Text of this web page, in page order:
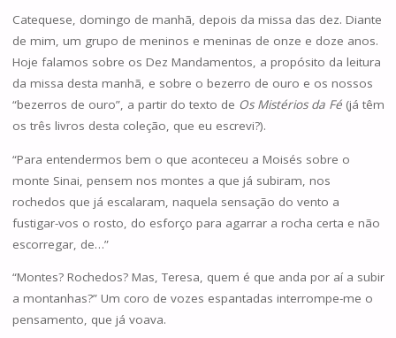
Catequese, domingo de manhã, depois da missa das dez. Diante
de mim, um grupo de meninos e meninas de onze e doze anos.
Hoje falamos sobre os Dez Mandamentos, a propósito da leitura
da missa desta manhã, e sobre o bezerro de ouro e os nossos
“bezerros de ouro”, a partir do texto de Os Mistérios da Fé(já têm
os três livros desta coleção, que eu escrevi?).
“Para entendermos bem o que aconteceu a Moisés sobre o
monte Sinai, pensem nos montes a que já subiram, nos
rochedos que já escalaram, naquela sensação do vento a
fustigar-vos o rosto, do esforço para agarrar a rocha certa e não
escorregar, de…”
“Montes? Rochedos? Mas, Teresa, quem é que anda por aí a subir
a montanhas?” Um coro de vozes espantadas interrompe-me o
pensamento, que já voava.